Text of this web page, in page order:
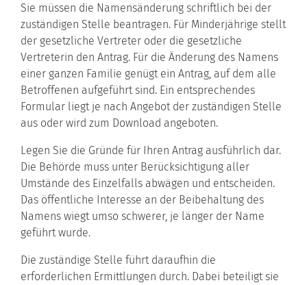
Sie müssen die Namensänderung schriftlich bei der
zuständigen Stelle beantragen. Für Minderjährige stellt
der gesetzliche Vertreter oder die gesetzliche
Vertreterin den Antrag. Für die Änderung des Namens
einer ganzen Familie genügt ein Antrag, auf dem alle
Betroffenen aufgeführt sind. Ein entsprechendes
Formular liegt je nach Angebot der zuständigen Stelle
aus oder wird zum Download angeboten.
Legen Sie die Gründe für Ihren Antrag ausführlich dar.
Die Behörde muss unter Berücksichtigung aller
Umstände des Einzelfalls abwägen und entscheiden.
Das öffentliche Interesse an der Beibehaltung des
Namens wiegt umso schwerer, je länger der Name
geführt wurde.
Die zuständige Stelle führt daraufhin die
erforderlichen Ermittlungen durch. Dabei beteiligt sie